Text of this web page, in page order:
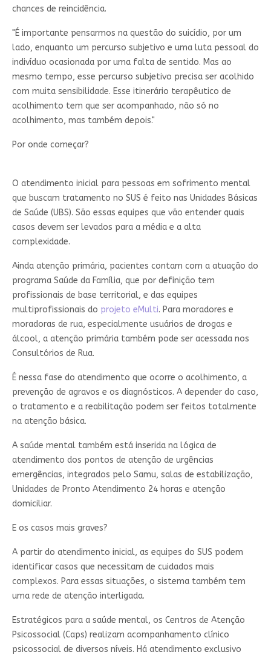
chances de reincidência.
"É importante pensarmos na questão do suicídio, por um
lado, enquanto um percurso subjetivo e uma luta pessoal do
indivíduo ocasionada por uma falta de sentido. Mas ao
mesmo tempo, esse percurso subjetivo precisa ser acolhido
com muita sensibilidade. Esse itinerário terapêutico de
acolhimento tem que ser acompanhado, não só no
acolhimento, mas também depois."
Por onde começar?
O atendimento inicial para pessoas em sofrimento mental
que buscam tratamento no SUS é feito nas Unidades Básicas
de Saúde (UBS). São essas equipes que vão entender quais
casos devem ser levados para a média e a alta
complexidade.
Ainda atenção primária, pacientes contam com a atuação do
programa Saúde da Família, que por definição tem
profissionais de base territorial, e das equipes
multiprofissionais do projeto eMulti. Para moradores e
moradoras de rua, especialmente usuários de drogas e
álcool, a atenção primária também pode ser acessada nos
Consultórios de Rua.
É nessa fase do atendimento que ocorre o acolhimento, a
prevenção de agravos e os diagnósticos. A depender do caso,
o tratamento e a reabilitação podem ser feitos totalmente
na atenção básica.
A saúde mental também está inserida na lógica de
atendimento dos pontos de atenção de urgências
emergências, integrados pelo Samu, salas de estabilização,
Unidades de Pronto Atendimento 24 horas e atenção
domiciliar.
E os casos mais graves?
A partir do atendimento inicial, as equipes do SUS podem
identificar casos que necessitam de cuidados mais
complexos. Para essas situações, o sistema também tem
uma rede de atenção interligada.
Estratégicos para a saúde mental, os Centros de Atenção
Psicossocial (Caps) realizam acompanhamento clínico
psicossocial de diversos níveis. Há atendimento exclusivo